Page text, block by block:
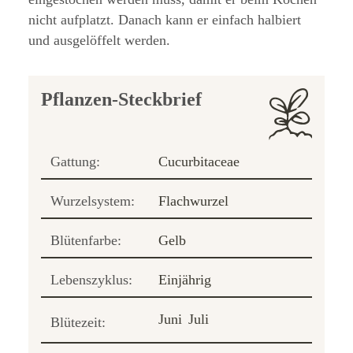
nicht aufplatzt. Danach kann er einfach halbiert
und ausgelöffelt werden.
Pflanzen-Steckbrief
Gattung: Cucurbitaceae
Wurzelsystem: Flachwurzel
Blütenfarbe: Gelb
Lebenszyklus: Einjährig
Blütezeit: Juni Juli